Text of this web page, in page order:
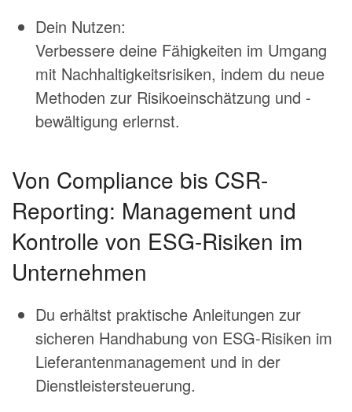
Dein Nutzen:
Verbessere deine Fähigkeiten im Umgang
mit Nachhaltigkeitsrisiken, indem du neue
Methoden zur Risikoeinschätzung und -
bewältigung erlernst.
Von Compliance bis CSR-
Reporting: Management und
Kontrolle von ESG-Risiken im
Unternehmen
Du erhältst praktische Anleitungen zur
sicheren Handhabung von ESG-Risiken im
Lieferantenmanagement und in der
Dienstleistersteuerung.